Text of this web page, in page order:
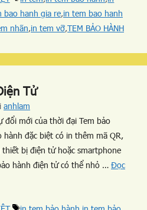
bao hanh gia re,in tem bao hanh
nhãn,in tem vỡ,TEM BẢO HÀNH
Tử
anhlam
đổi mới của thời đại Tem bảo
đặc biệt có in thêm mã QR,
bị điện tử hoặc smartphone
hành điện tử có thể nhỏ … Đọc